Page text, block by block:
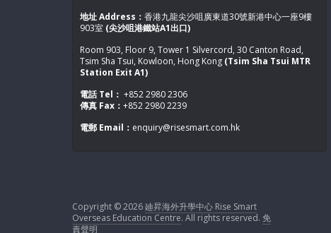
地址 Address： 香港九龍尖沙咀廣東道30號新港中心一座9樓
903室 (尖沙咀港鐵站A1出口)
Room 903, Floor 9, Tower 1 Silvercord, 30 Canton Road,
Tsim Sha Tsui, Kowloon, Hong Kong (Tsim Sha Tsui MTR
Station Exit A1)
電話 Tel： +852 2980 2306
傳真 Fax： +852 2980 2239
電郵 Email： enquiry@risesmart.com.hk
Copyright © 2026廸昇海外升學中心 Rise Smart
Overseas Education Centre. All rights reserved. 免
責聲明